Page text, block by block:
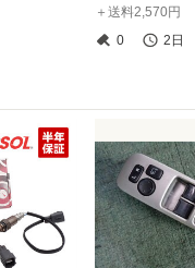
＋送料2,570円
0
2日